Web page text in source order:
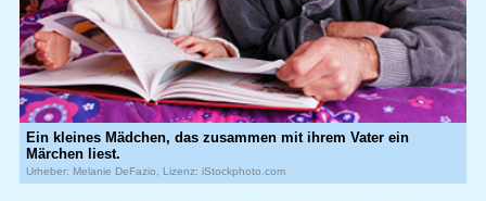
Ein kleines Mädchen, das zusammen mit ihrem Vater ein
Märchen liest.
Urheber: Melanie DeFazio, Lizenz: iStockphoto.com